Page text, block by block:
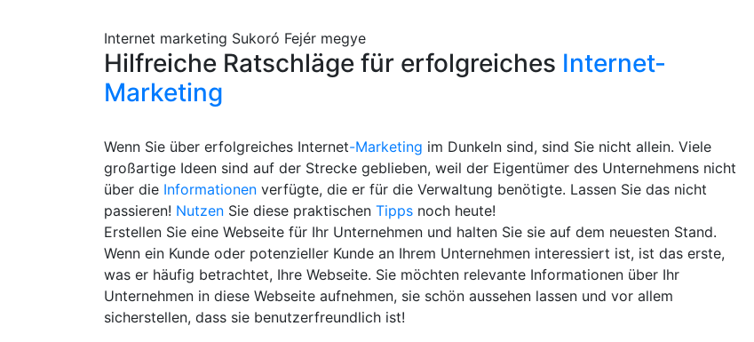
Internet marketing Sukoró Fejér megye
Hilfreiche Ratschläge für erfolgreiches Internet-
Marketing
Wenn Sie über erfolgreiches Internet-Marketing im Dunkeln sind, sind Sie nicht allein. Viele
großartige Ideen sind auf der Strecke geblieben, weil der Eigentümer des Unternehmens nicht
über die Informationen verfügte, die er für die Verwaltung benötigte. Lassen Sie das nicht
passieren! Nutzen Sie diese praktischen Tipps noch heute!
Erstellen Sie eine Webseite für Ihr Unternehmen und halten Sie sie auf dem neuesten Stand.
Wenn ein Kunde oder potenzieller Kunde an Ihrem Unternehmen interessiert ist, ist das erste,
was er häufig betrachtet, Ihre Webseite. Sie möchten relevante Informationen über Ihr
Unternehmen in diese Webseite aufnehmen, sie schön aussehen lassen und vor allem
sicherstellen, dass sie benutzerfreundlich ist!